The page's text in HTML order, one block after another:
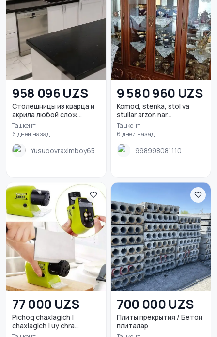
958 096 UZS
Столешницы из кварца и
акрила любой слож...
Ташкент
6 дней назад
Yusupovraximboy65
9 580 960 UZS
Komod, stenka, stol va
stullar arzon nar...
Ташкент
6 дней назад
998998081110
77 000 UZS
Pichoq chaxlagich |
chaxlagich | uy chra...
700 000 UZS
Плиты прекрытия / Бетон
плиталар